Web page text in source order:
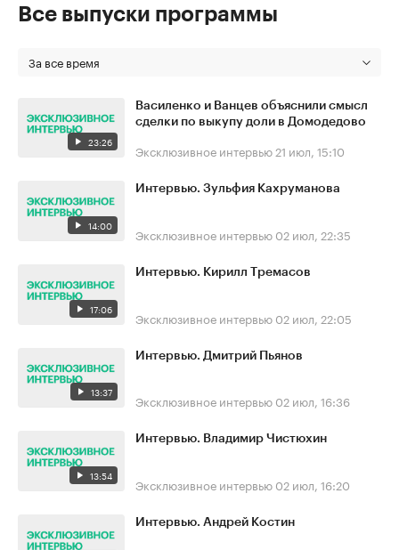
Все выпуски программы
За все время
23:26
Василенко и Ванцев объяснили смысл
сделки по выкупу доли в Домодедово
Эксклюзивное интервью 21 июл, 15:10
14:00
Интервью. Зульфия Кахруманова
Эксклюзивное интервью 02 июл, 22:35
17:06
Интервью. Кирилл Тремасов
Эксклюзивное интервью 02 июл, 22:05
13:37
Интервью. Дмитрий Пьянов
Эксклюзивное интервью 02 июл, 16:36
13:54
Интервью. Владимир Чистюхин
Эксклюзивное интервью 02 июл, 16:20
Интервью. Андрей Костин